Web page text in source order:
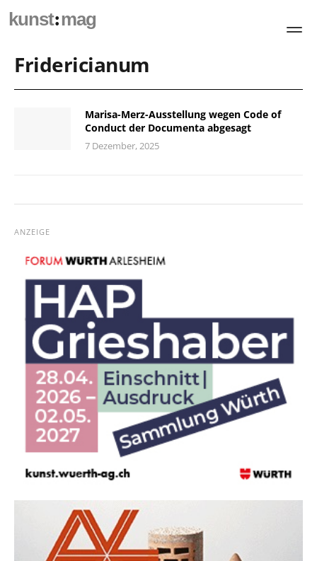
kunst:mag
Fridericianum
Marisa-Merz-Ausstellung wegen Code of
Conduct der Documenta abgesagt
7 Dezember, 2025
ANZEIGE